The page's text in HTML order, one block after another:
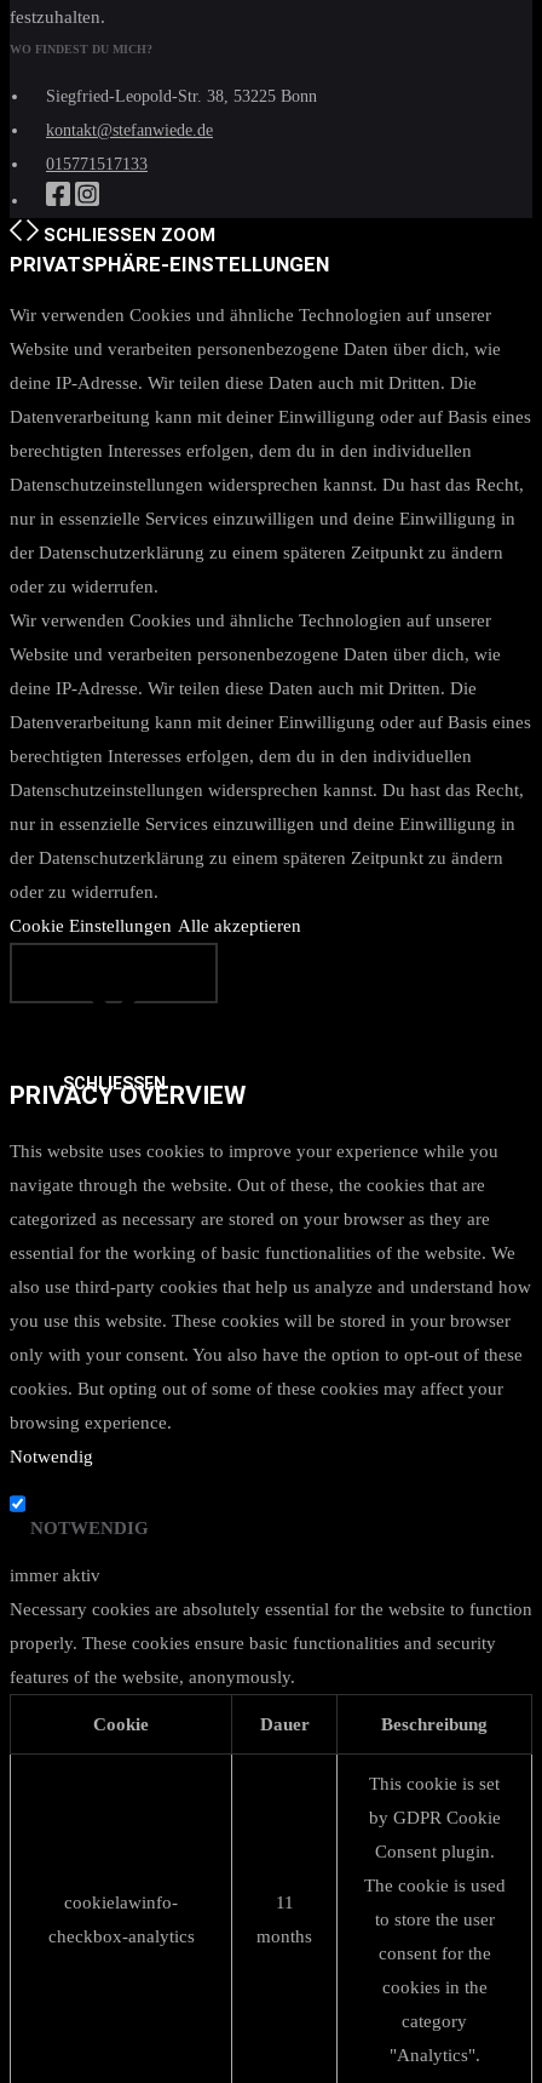
festzuhalten.
WO FINDEST DU MICH?
Siegfried-Leopold-Str. 38, 53225 Bonn
kontakt@stefanwiede.de
015771517133
SCHLIESSEN ZOOM
PRIVATSPHÄRE-EINSTELLUNGEN
Wir verwenden Cookies und ähnliche Technologien auf unserer
Website und verarbeiten personenbezogene Daten über dich, wie
deine IP-Adresse. Wir teilen diese Daten auch mit Dritten. Die
Datenverarbeitung kann mit deiner Einwilligung oder auf Basis eines
berechtigten Interesses erfolgen, dem du in den individuellen
Datenschutzeinstellungen widersprechen kannst. Du hast das Recht,
nur in essenzielle Services einzuwilligen und deine Einwilligung in
der Datenschutzerklärung zu einem späteren Zeitpunkt zu ändern
oder zu widerrufen.
Wir verwenden Cookies und ähnliche Technologien auf unserer
Website und verarbeiten personenbezogene Daten über dich, wie
deine IP-Adresse. Wir teilen diese Daten auch mit Dritten. Die
Datenverarbeitung kann mit deiner Einwilligung oder auf Basis eines
berechtigten Interesses erfolgen, dem du in den individuellen
Datenschutzeinstellungen widersprechen kannst. Du hast das Recht,
nur in essenzielle Services einzuwilligen und deine Einwilligung in
der Datenschutzerklärung zu einem späteren Zeitpunkt zu ändern
oder zu widerrufen.
Cookie Einstellungen Alle akzeptieren
SCHLIESSEN
PRIVACY OVERVIEW
This website uses cookies to improve your experience while you
navigate through the website. Out of these, the cookies that are
categorized as necessary are stored on your browser as they are
essential for the working of basic functionalities of the website. We
also use third-party cookies that help us analyze and understand how
you use this website. These cookies will be stored in your browser
only with your consent. You also have the option to opt-out of these
cookies. But opting out of some of these cookies may affect your
browsing experience.
Notwendig
NOTWENDIG
immer aktiv
Necessary cookies are absolutely essential for the website to function
properly. These cookies ensure basic functionalities and security
features of the website, anonymously.
Cookie Dauer Beschreibung
cookielawinfo-
checkbox-analytics
11
months
This cookie is set
by GDPR Cookie
Consent plugin.
The cookie is used
to store the user
consent for the
cookies in the
category
"Analytics".